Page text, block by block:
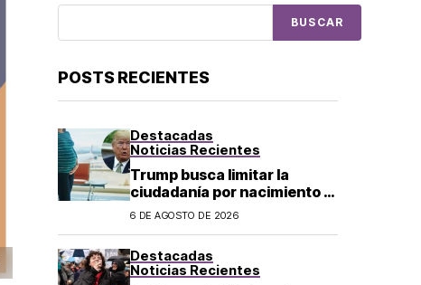
BUSCAR
POSTS RECIENTES
Destacadas
Noticias Recientes
Trump busca limitar la
ciudadanía por nacimiento y
el «turismo de parto» en EU;
6 DE AGOSTO DE 2026
Destacadas
Noticias Recientes